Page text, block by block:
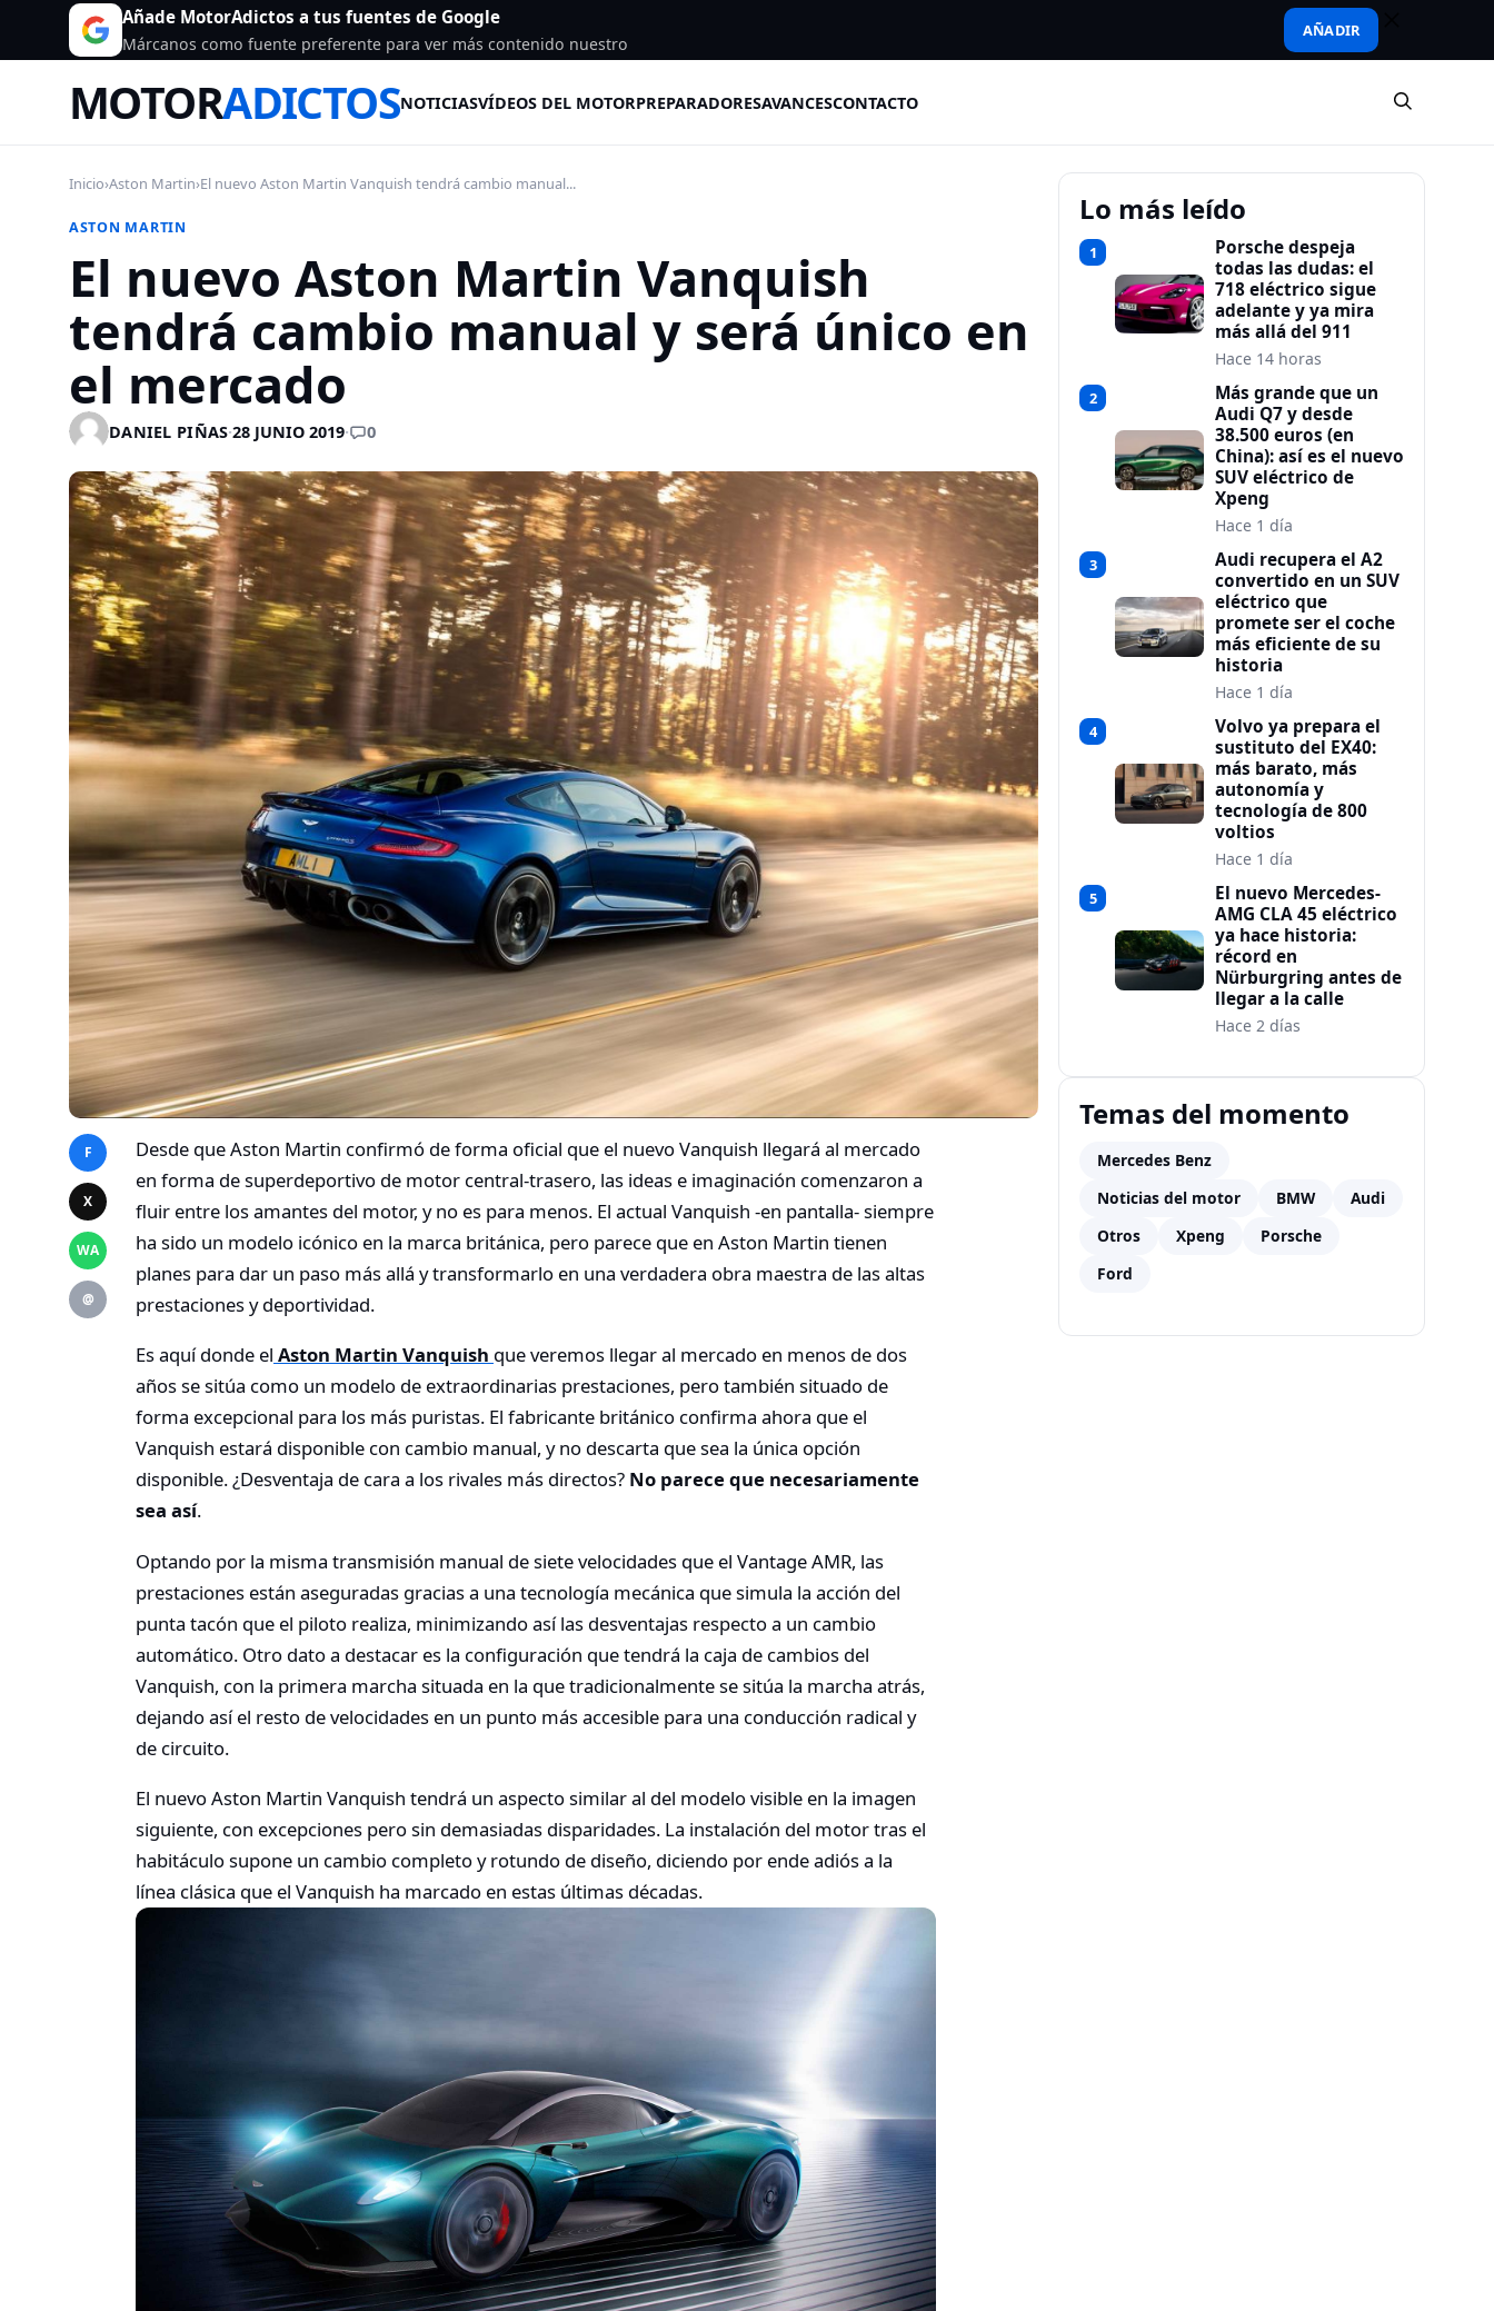
Añade MotorAdictos a tus fuentes de Google
Márcanos como fuente preferente para ver más contenido nuestro
AÑADIR
MOTORADICTOSNOTICIASVÍDEOS DEL MOTORPREPARADORESAVANCESCONTACTO
Inicio›Aston Martin›El nuevo Aston Martin Vanquish tendrá cambio manual...
ASTON MARTIN
El nuevo Aston Martin Vanquish
tendrá cambio manual y será único en
el mercado
DANIEL PIÑAS·28 JUNIO 2019· 0
F
X
WA
@
Desde que Aston Martin confirmó de forma oficial que el nuevo Vanquish llegará al mercado
en forma de superdeportivo de motor central-trasero, las ideas e imaginación comenzaron a
fluir entre los amantes del motor, y no es para menos. El actual Vanquish -en pantalla- siempre
ha sido un modelo icónico en la marca británica, pero parece que en Aston Martin tienen
planes para dar un paso más allá y transformarlo en una verdadera obra maestra de las altas
prestaciones y deportividad.
Es aquí donde el Aston Martin Vanquish que veremos llegar al mercado en menos de dos
años se sitúa como un modelo de extraordinarias prestaciones, pero también situado de
forma excepcional para los más puristas. El fabricante británico confirma ahora que el
Vanquish estará disponible con cambio manual, y no descarta que sea la única opción
disponible. ¿Desventaja de cara a los rivales más directos? No parece que necesariamente
sea así.
Optando por la misma transmisión manual de siete velocidades que el Vantage AMR, las
prestaciones están aseguradas gracias a una tecnología mecánica que simula la acción del
punta tacón que el piloto realiza, minimizando así las desventajas respecto a un cambio
automático. Otro dato a destacar es la configuración que tendrá la caja de cambios del
Vanquish, con la primera marcha situada en la que tradicionalmente se sitúa la marcha atrás,
dejando así el resto de velocidades en un punto más accesible para una conducción radical y
de circuito.
El nuevo Aston Martin Vanquish tendrá un aspecto similar al del modelo visible en la imagen
siguiente, con excepciones pero sin demasiadas disparidades. La instalación del motor tras el
habitáculo supone un cambio completo y rotundo de diseño, diciendo por ende adiós a la
línea clásica que el Vanquish ha marcado en estas últimas décadas.
Lo más leído
1
Porsche despeja
todas las dudas: el
718 eléctrico sigue
adelante y ya mira
más allá del 911
Hace 14 horas
2
Más grande que un
Audi Q7 y desde
38.500 euros (en
China): así es el nuevo
SUV eléctrico de
Xpeng
Hace 1 día
3
Audi recupera el A2
convertido en un SUV
eléctrico que
promete ser el coche
más eficiente de su
historia
Hace 1 día
4
Volvo ya prepara el
sustituto del EX40:
más barato, más
autonomía y
tecnología de 800
voltios
Hace 1 día
5
El nuevo Mercedes-
AMG CLA 45 eléctrico
ya hace historia:
récord en
Nürburgring antes de
llegar a la calle
Hace 2 días
Temas del momento
Mercedes Benz
Noticias del motor
BMW
Audi
Otros
Xpeng
Porsche
Ford